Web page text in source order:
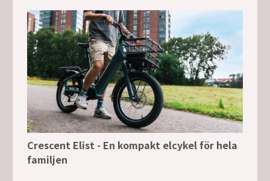
Crescent Elist - En kompakt elcykel för hela
familjen